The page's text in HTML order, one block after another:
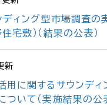
ィング型市場調査の
宅敷）（結果の公表）
新
用に関するサウンディ
いて（実施結果の公